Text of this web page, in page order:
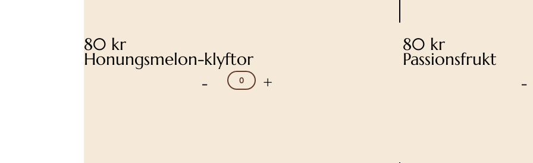
80 kr
Honungsmelon-klyftor
- +
80 kr
Passionsfrukt
-